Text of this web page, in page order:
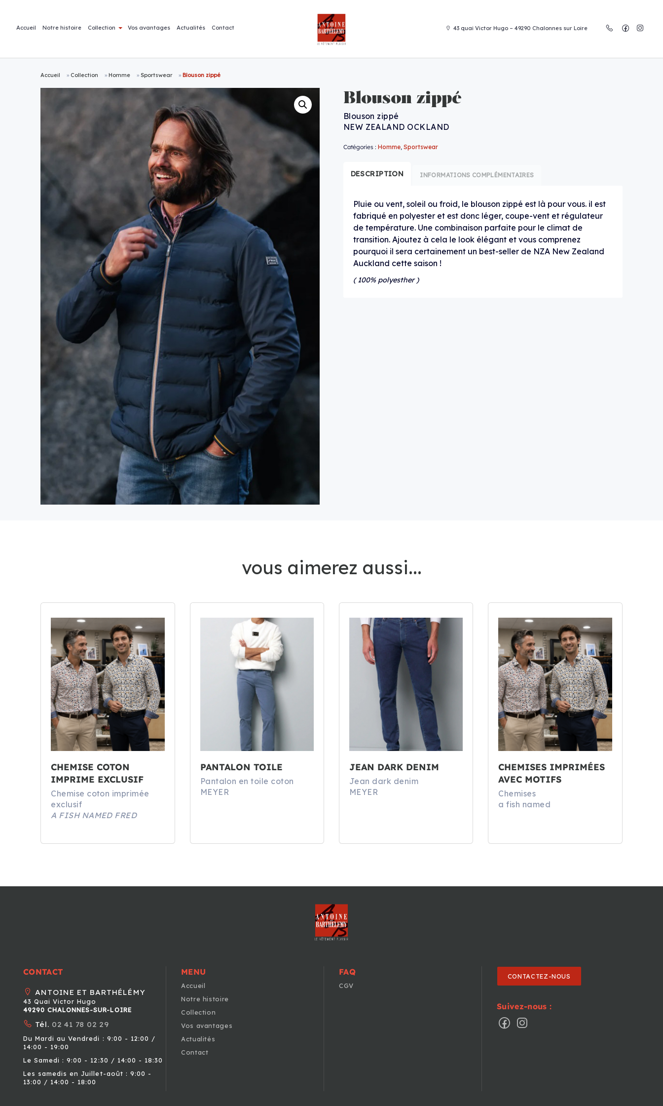
Accueil Notre histoire Collection Vos avantages Actualités Contact 43 quai Victor Hugo – 49290 Chalonnes sur Loire
Accueil » Collection »Homme »Sportswear » Blouson zippé
Blouson zippé
Blouson zippé
NEW ZEALAND OCKLAND
Catégories : Homme, Sportswear
DESCRIPTION INFORMATIONS COMPLÉMENTAIRES
Pluie ou vent, soleil ou froid, le blouson zippé est là pour vous. il est
fabriqué en polyester et est donc léger, coupe-vent et régulateur
de température. Une combinaison parfaite pour le climat de
transition. Ajoutez à cela le look élégant et vous comprenez
pourquoi il sera certainement un best-seller de NZA New Zealand
Auckland cette saison !
( 100% polyesther )
vous aimerez aussi...
CHEMISE COTON
IMPRIME EXCLUSIF
Chemise coton imprimée
exclusif
A FISH NAMED FRED
PANTALON TOILE
Pantalon en toile coton
MEYER
JEAN DARK DENIM
Jean dark denim
MEYER
CHEMISES IMPRIMÉES
AVEC MOTIFS
Chemises
a fish named
CONTACT
ANTOINE ET BARTHÉLÉMY
43 Quai Victor Hugo
49290 CHALONNES-SUR-LOIRE
Tél. 02 41 78 02 29
Du Mardi au Vendredi : 9:00 - 12:00 /
14:00 - 19:00
Le Samedi : 9:00 - 12:30 / 14:00 - 18:30
Les samedis en Juillet-août : 9:00 -
13:00 / 14:00 - 18:00
MENU
Accueil
Notre histoire
Collection
Vos avantages
Actualités
Contact
FAQ
CGV
CONTACTEZ-NOUS
Suivez-nous :